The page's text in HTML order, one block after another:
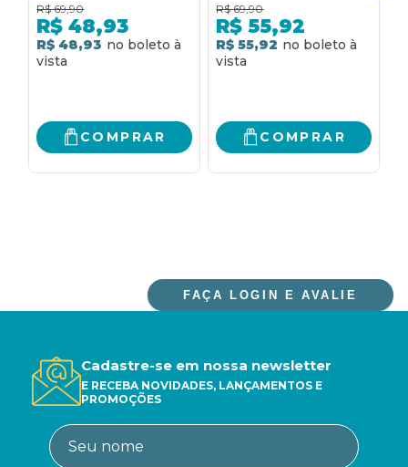
R$ 69,90
R$ 48,93
R$ 48,93
COMPRAR
R$ 69,90
R$ 55,92
R$ 55,92
COMPRAR
FAÇA LOGIN E AVALIE
Cadastre-se em nossa newsletter
E RECEBA NOVIDADES, LANÇAMENTOS E
PROMOÇÕES